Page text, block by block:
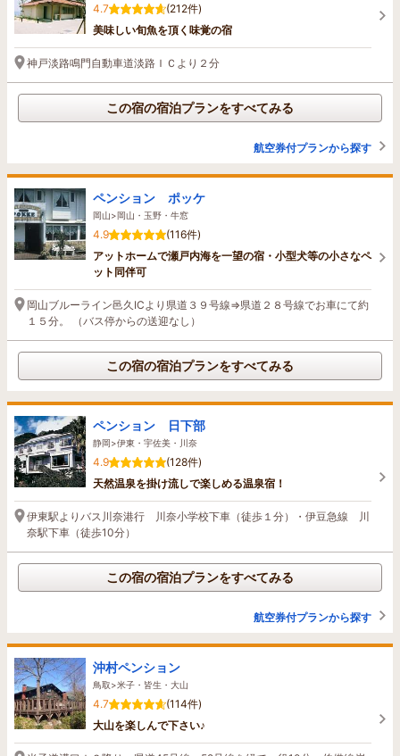
4.7
(212件)
美味しい旬魚を頂く味覚の宿
神戸淡路鳴門自動車道淡路ＩＣより２分
この宿の宿泊プランをすべてみる
航空券付プランから探す
ペンション ポッケ
岡山>岡山・玉野・牛窓
4.9
(116件)
アットホームで瀬戸内海を一望の宿・小型犬等の小さなペ
ット同伴可
岡山ブルーライン邑久ICより県道３９号線⇒県道２８号線でお車にて約
１５分。 （バス停からの送迎なし）
この宿の宿泊プランをすべてみる
ペンション 日下部
静岡>伊東・宇佐美・川奈
4.9
(128件)
天然温泉を掛け流しで楽しめる温泉宿！
伊東駅よりバス川奈港行 川奈小学校下車（徒歩１分）・伊豆急線 川
奈駅下車（徒歩10分）
この宿の宿泊プランをすべてみる
航空券付プランから探す
沖村ペンション
鳥取>米子・皆生・大山
4.7
(114件)
大山を楽しんで下さい♪